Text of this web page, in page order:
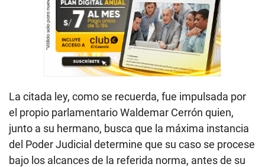
La citada ley, como se recuerda, fue impulsada por
el propio parlamentario Waldemar Cerrón quien,
junto a su hermano, busca que la máxima instancia
del Poder Judicial determine que su caso se procese
bajo los alcances de la referida norma, antes de su